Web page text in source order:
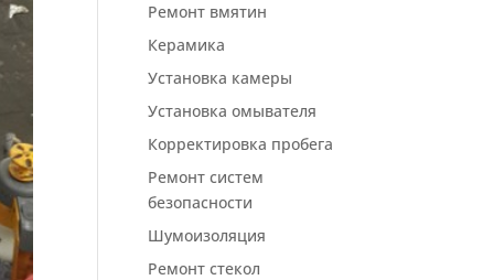
Ремонт вмятин
Керамика
Установка камеры
Установка омывателя
Корректировка пробега
Ремонт систем
безопасности
Шумоизоляция
Ремонт стекол